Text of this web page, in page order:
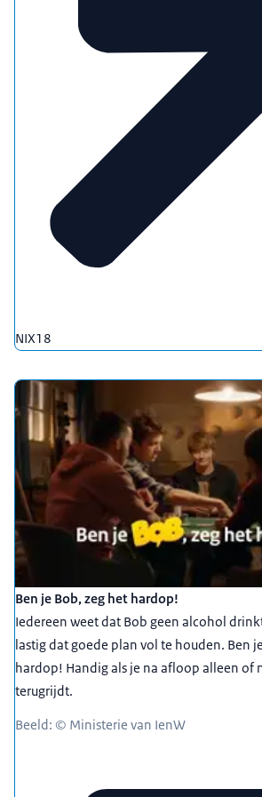
NIX18
Ben je Bob, zeg het hardop!
Iedereen weet dat Bob geen alcohol
lastig dat goede plan vol te houden. Ben
hardop! Handig als je na afloop alleen of
terugrijdt.
Beeld: © Ministerie van IenW